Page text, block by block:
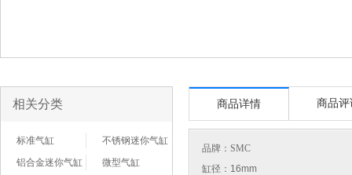
相关分类
标准气缸
不锈钢迷你气缸
铝合金迷你气缸
微型气缸
商品详情 商品评
品牌： SMC
缸径：16mm